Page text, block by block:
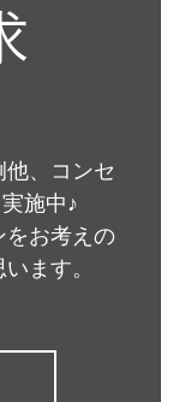
、コンセ
施中♪
をお考えの
ます。